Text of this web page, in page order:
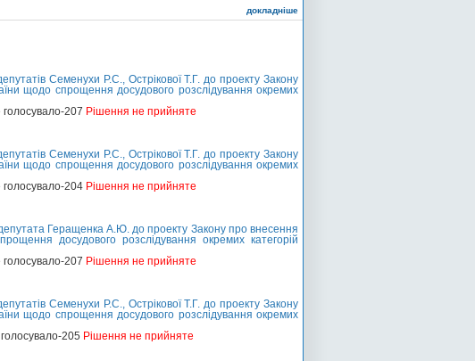
докладніше
Семенухи Р.С., Острікової Т.Г. до проекту Закону
щодо спрощення досудового розслідування окремих
207 Рішення не прийняте
Семенухи Р.С., Острікової Т.Г. до проекту Закону
щодо спрощення досудового розслідування окремих
204 Рішення не прийняте
Геращенка А.Ю. до проекту Закону про внесення
досудового розслідування окремих категорій
207 Рішення не прийняте
Семенухи Р.С., Острікової Т.Г. до проекту Закону
щодо спрощення досудового розслідування окремих
205 Рішення не прийняте